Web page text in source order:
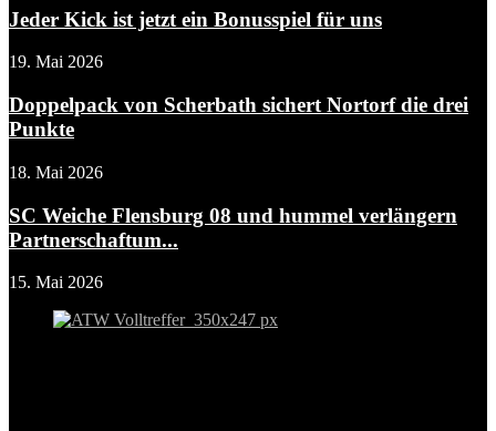
Jeder Kick ist jetzt ein Bonusspiel für uns
19. Mai 2026
Doppelpack von Scherbath sichert Nortorf die drei
Punkte
18. Mai 2026
SC Weiche Flensburg 08 und hummel verlängern
Partnerschaftum...
15. Mai 2026